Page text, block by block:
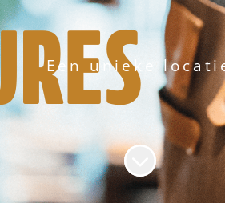
Een unieke
Naar content